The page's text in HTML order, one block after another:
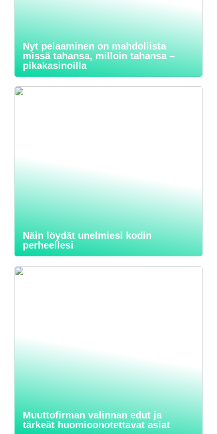
Nyt pelaaminen on mahdollista
missä tahansa, milloin tahansa –
pikakasinoilla
Näin löydät unelmiesi kodin
perheellesi
Muuttofirman valinnan edut ja
tärkeät huomioonotettavat asiat